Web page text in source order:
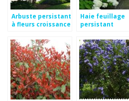
Arbuste persistant
à fleurs croissance
Haie feuillage
persistant